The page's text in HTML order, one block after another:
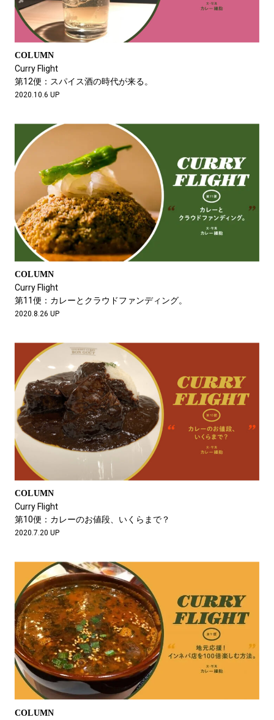
COLUMN
Curry Flight
第12便：スパイス酒の時代が来る。
2020.10.6 UP
COLUMN
Curry Flight
第11便：カレーとクラウドファンディング。
2020.8.26 UP
COLUMN
Curry Flight
第10便：カレーのお値段、いくらまで？
2020.7.20 UP
COLUMN